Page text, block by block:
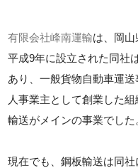
有限会社峰南運輸は、岡山
平成9年に設立された同社
あり、一般貨物自動車運
人事業主として創業した
輸送がメインの事業でした
現在でも、鋼板輸送は同